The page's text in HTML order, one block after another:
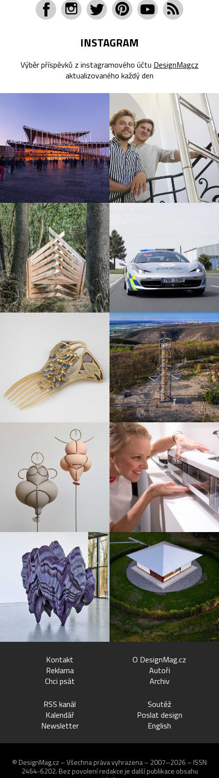
INSTAGRAM
Výběr příspěvků z instagramového účtu DesignMagcz
aktualizovaného každý den
Kontakt
Reklama
Chci psát
O DesignMag.cz
Autoři
Archiv
RSS kanál
Kalendář
Newsletter
Soutěž
Poslat design
English
© DesignMag.cz – Všechna práva vyhrazena – 2007–2026 – ISSN
2464-6202. Bez povolení redakce je další publikace obsahu